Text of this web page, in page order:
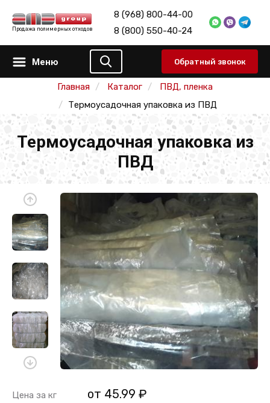
Продажа полимерных отходов
8 (968) 800-44-00
8 (800) 550-40-24
Меню Обратный звонок
Главная Каталог
ПВД, пленка
Термоусадочная упаковка из ПВД
Термоусадочная упаковка из
ПВД
Цена за кг от 45.99 ₽